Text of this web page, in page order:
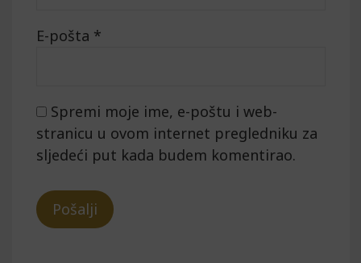
E-pošta *
Spremi moje ime, e-poštu i web-
stranicu u ovom internet pregledniku za
sljedeći put kada budem komentirao.